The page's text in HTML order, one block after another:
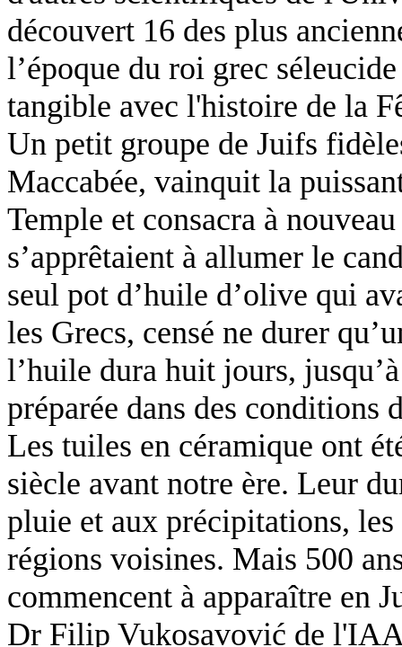
découvert 16 des plus
l’époque du roi grec
tangible avec l'histoire de la
Un petit groupe de Juifs
Maccabée, vainquit la
Temple et consacra à
s’apprêtaient à allumer le
seul pot d’huile d’olive qui
les Grecs, censé ne durer
l’huile dura huit jours,
préparée dans des conditions
Les tuiles en céramique ont
siècle avant notre ère. Leur
pluie et aux précipitations,
régions voisines. Mais 500
commencent à apparaître en
Dr Filip Vukosavović de